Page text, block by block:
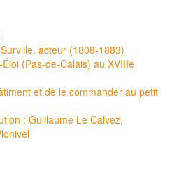
acteur (1808-1883)
(Pas-de-Calais) au XVIIIe
et de le commander au petit
: Guillaume Le Calvez,